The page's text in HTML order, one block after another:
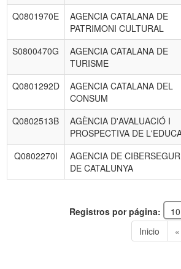
Q0801970E
AGENCIA CATALANA DE
PATRIMONI CULTURAL
S0800470G
AGENCIA CATALANA DE
TURISME
Q0801292D
AGENCIA CATALANA DEL
CONSUM
Q0802513B
AGÈNCIA D'AVALUACIÓ I
PROSPECTIVA DE
Q0802270I
AGENCIA DE
DE CATALUNYA
Registros por página:
Inicio
«